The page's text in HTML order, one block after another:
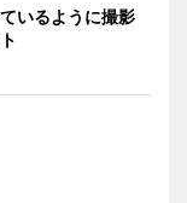
いるように撮影